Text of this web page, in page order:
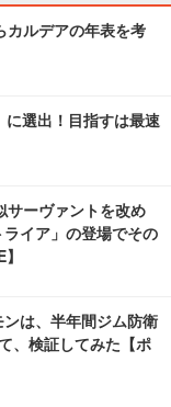
カルデアの年表を考
選出！目指すは最速
サーヴァントを改め
イア」の登場でその
は、半年間ジム防衛
、検証してみた【ポ